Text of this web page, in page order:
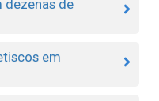
dezenas de
em